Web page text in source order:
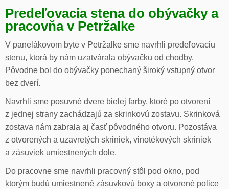
Predeľovacia stena do obývačky a
pracovňa v Petržalke
V panelákovom byte v Petržalke sme navrhli predeľovaciu
stenu, ktorá by nám uzatvárala obývačku od chodby.
Pôvodne bol do obývačky ponechaný široký vstupný otvor
bez dverí.
Navrhli sme posuvné dvere bielej farby, ktoré po otvorení
z jednej strany zachádzajú za skrinkovú zostavu. Skrinková
zostava nám zabrala aj časť pôvodného otvoru. Pozostáva
z otvorených a uzavretých skriniek, vinotékových skriniek
a zásuviek umiestnených dole.
Do pracovne sme navrhli pracovný stôl pod okno, pod
ktorým budú umiestnené zásuvkovú boxy a otvorené police